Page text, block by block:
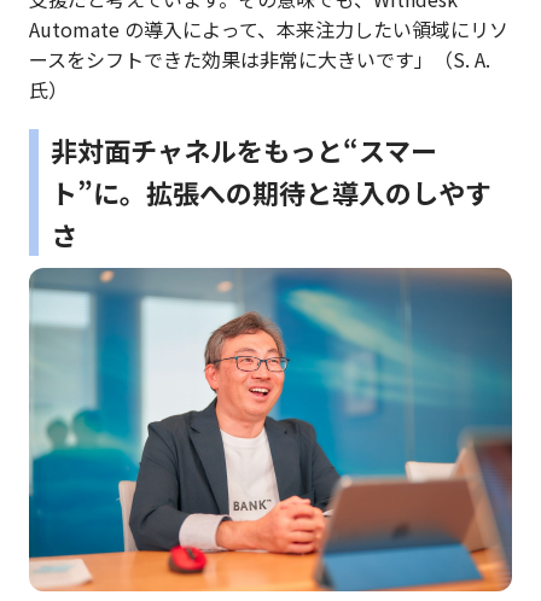
Automate の導入によって、本来注力したい領域にリソ
ースをシフトできた効果は非常に大きいです」（S. A.
氏）
非対面チャネルをもっと“スマー
ト”に。拡張への期待と導入のしやす
さ